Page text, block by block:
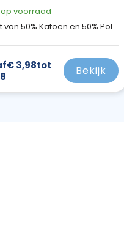
op voorraad
50% Katoen en 50% Polyester, 240 g/m2
€ 3,98tot
Bekijk